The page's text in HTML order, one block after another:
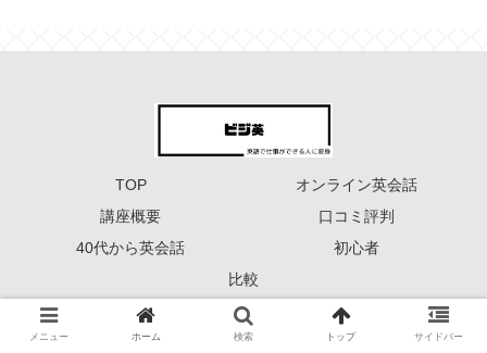
TOP
オンライン英会話
講座概要
口コミ評判
40代から英会話
初心者
比較
Copyright © 2023 ーーー ビジ英 ーーー All Rights Reserved.
メニュー ホーム 検索 トップ サイドバー